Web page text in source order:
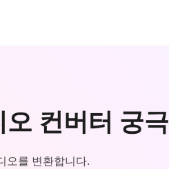
컨버터 궁극
오를 변환합니다.